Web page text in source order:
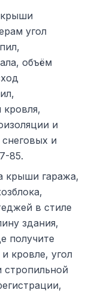
крыши
угол
объём
кровля,
и
и
85.
крыши гаража,
в стиле
здания,
получите
кровле, угол
стропильной